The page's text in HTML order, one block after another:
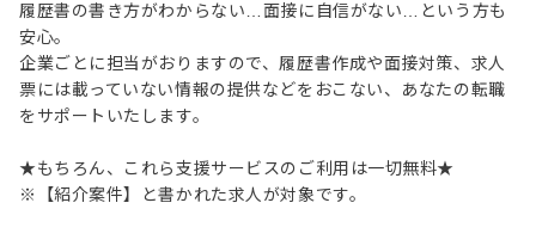
履歴書の書き方がわからない…面接に自信がない…という方も
安心。
企業ごとに担当がおりますので、履歴書作成や面接対策、求人
票には載っていない情報の提供などをおこない、あなたの転職
をサポートいたします。
★もちろん、これら支援サービスのご利用は一切無料★
※【紹介案件】と書かれた求人が対象です。